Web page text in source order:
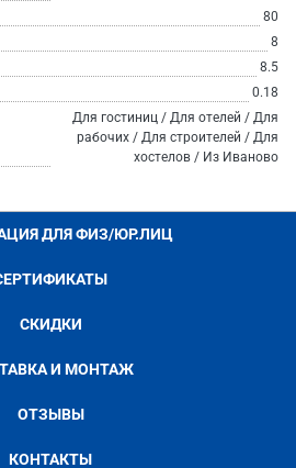
80
8
8.5
0.18
Для гостиниц / Для отелей / Для
рабочих / Для строителей / Для
хостелов / Из Иваново
ДЛЯ ФИЗ/ЮР.ЛИЦ
СКИДКИ
И МОНТАЖ
ОТЗЫВЫ
КОНТАКТЫ